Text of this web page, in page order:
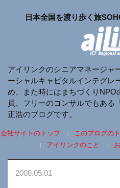
日本全国を渡り歩く旅
アイリンクのシニアマネージャ
ーシャルキャピタルインテグレ
め、また時にはまちづくりNPO
員、フリーのコンサルでもある
正浩のブログです。
会社サイトのトップ このブログの
アイリンクのこと
2008.05.01